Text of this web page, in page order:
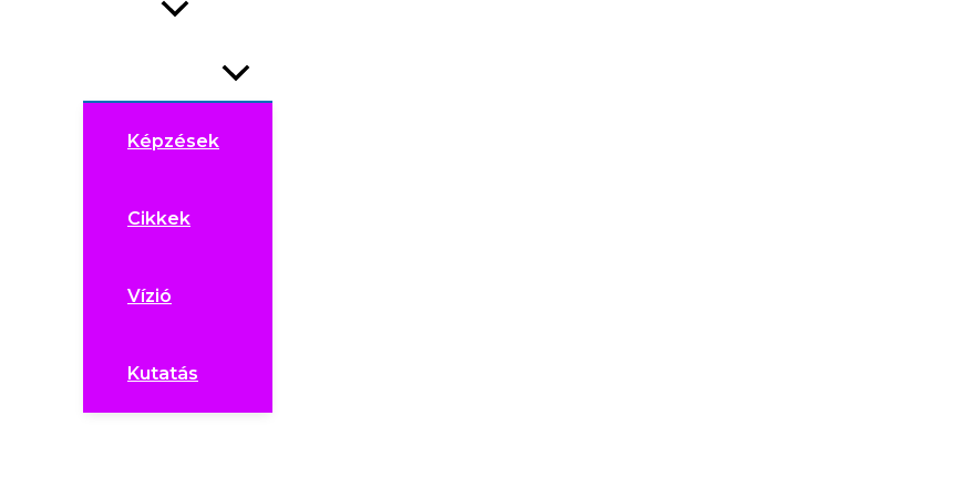
Képzések
Cikkek
Vízió
Kutatás